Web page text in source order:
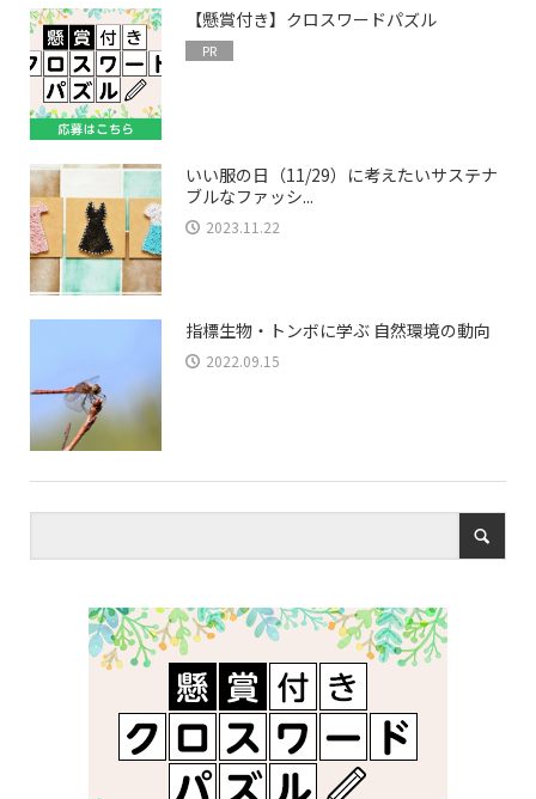
【懸賞付き】クロスワードパズル
PR
いい服の日（11/29）に考えたいサステナ
ブルなファッシ...
2023.11.22
指標生物・トンボに学ぶ 自然環境の動向
2022.09.15